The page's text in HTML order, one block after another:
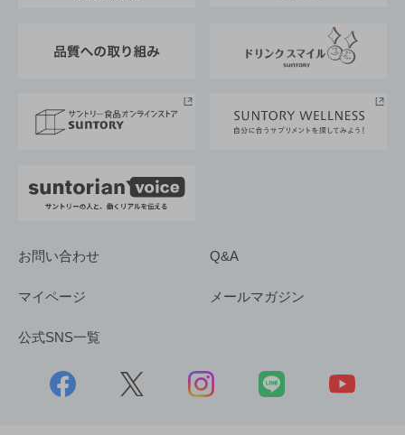
採用情報
お問い合わせ Q&A
マイページ メールマガジン
公式SNS一覧